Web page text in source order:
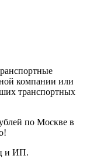
компании или
транспортных
по Москве в
и ИП.